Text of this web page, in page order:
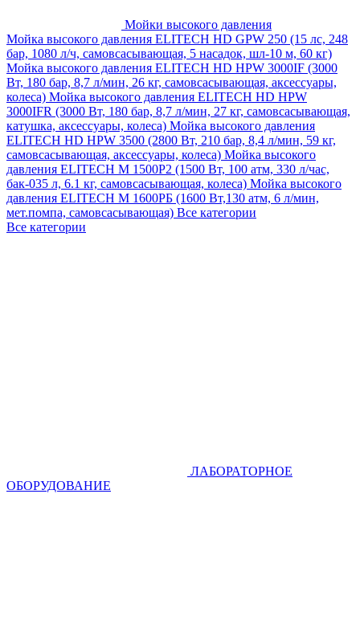
Мойки высокого давления
Мойка высокого давления ELITECH HD GPW 250 (15 лс, 248
бар, 1080 л/ч, самовсасывающая, 5 насадок, шл-10 м, 60 кг)
Мойка высокого давления ELITECH HD HPW 3000IF (3000
Вт, 180 бар, 8,7 л/мин, 26 кг, самовсасывающая, аксессуары,
колеса) Мойка высокого давления ELITECH HD HPW
3000IFR (3000 Вт, 180 бар, 8,7 л/мин, 27 кг, самовсасывающая,
катушка, аксессуары, колеса) Мойка высокого давления
ELITECH HD HPW 3500 (2800 Вт, 210 бар, 8,4 л/мин, 59 кг,
самовсасывающая, аксессуары, колеса) Мойка высокого
давления ELITECH M 1500P2 (1500 Вт, 100 атм, 330 л/час,
бак-035 л, 6.1 кг, самовсасывающая, колеса) Мойка высокого
давления ELITECH М 1600РБ (1600 Вт,130 атм, 6 л/мин,
мет.помпа, самовсасывающая) Все категории
Все категории
ЛАБОРАТОРНОЕ
ОБОРУДОВАНИЕ